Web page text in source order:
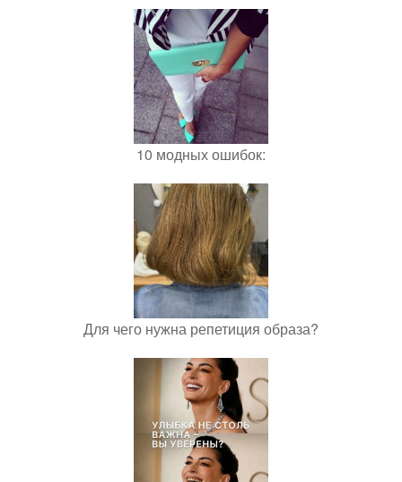
10 модных ошибок:
Для чего нужна репетиция образа?